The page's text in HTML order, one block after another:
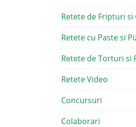
Retete de Fripturi
Retete cu Paste si
Retete de Torturi si
Retete Video
Concursuri
Colaborari